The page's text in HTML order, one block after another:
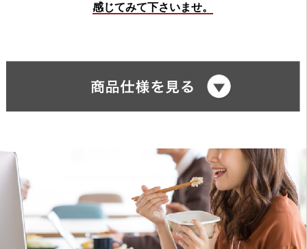
感じてみて下さいませ。